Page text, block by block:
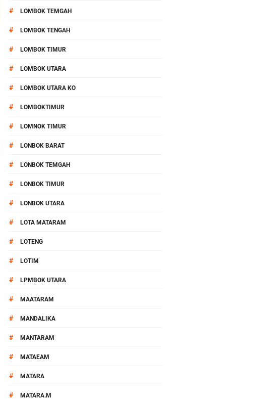
# LOMBOK TEMGAH
# LOMBOK TENGAH
# LOMBOK TIMUR
# LOMBOK UTARA
# LOMBOK UTARA KO
# LOMBOKTIMUR
# LOMNOK TIMUR
# LONBOK BARAT
# LONBOK TEMGAH
# LONBOK TIMUR
# LONBOK UTARA
# LOTA MATARAM
# LOTENG
# LOTIM
# LPMBOK UTARA
# MAATARAM
# MANDALIKA
# MANTARAM
# MATAEAM
# MATARA
# MATARA.M